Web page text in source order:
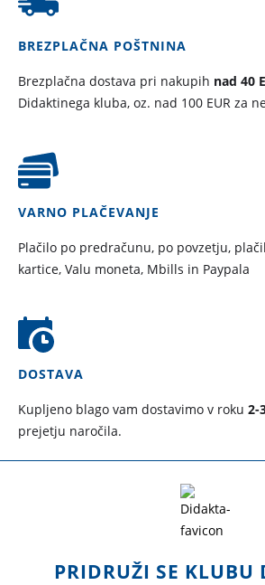
BREZPLAČNA POŠTNINA
Brezplačna dostava pri nakupih nad 40
Didaktinega kluba, oz. nad 100 EUR za
VARNO PLAČEVANJE
Plačilo po predračunu, po povzetju,
kartice, Valu moneta, Mbills in Paypala
DOSTAVA
Kupljeno blago vam dostavimo v roku 2-
prejetju naročila.
PRIDRUŽI SE KLUBU